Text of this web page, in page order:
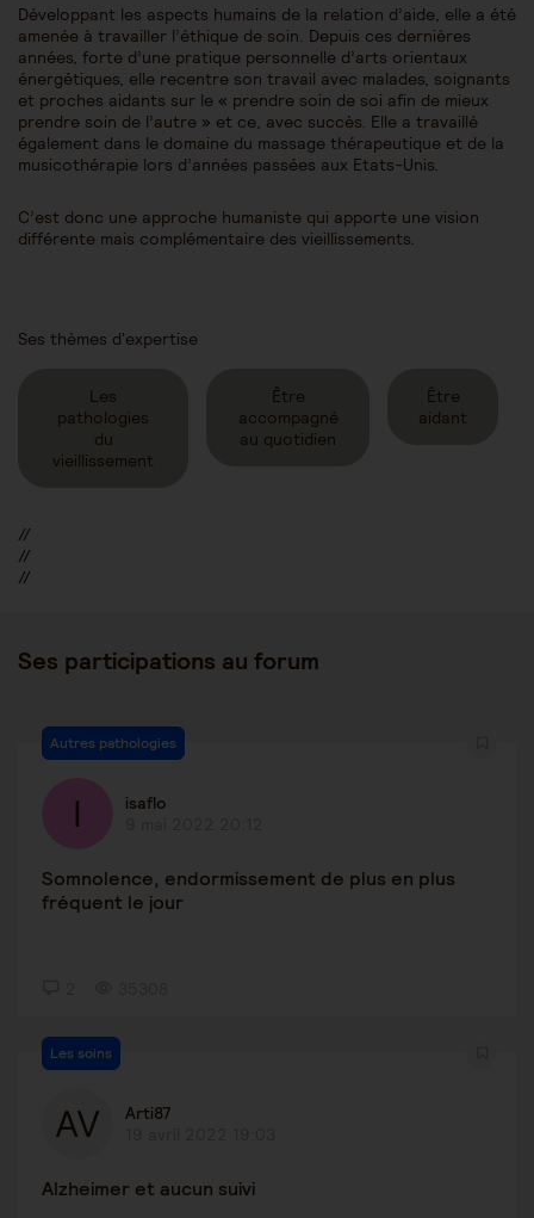
Développant les aspects humains de la relation d’aide, elle a été
amenée à travailler l’éthique de soin. Depuis ces dernières
années, forte d’une pratique personnelle d’arts orientaux
énergétiques, elle recentre son travail avec malades, soignants
et proches aidants sur le « prendre soin de soi afin de mieux
prendre soin de l’autre » et ce, avec succès. Elle a travaillé
également dans le domaine du massage thérapeutique et de la
musicothérapie lors d’années passées aux Etats-Unis.
C’est donc une approche humaniste qui apporte une vision
différente mais complémentaire des vieillissements.
Ses thèmes d'expertise
Les
pathologies
du
vieillissement
Être
accompagné
au quotidien
Être
aidant
//
//
//
Ses participations au forum
Autres pathologies
isaflo
Somnolence, endormissement de plus en plus
fréquent le jour
Les soins
Arti87
Alzheimer et aucun suivi